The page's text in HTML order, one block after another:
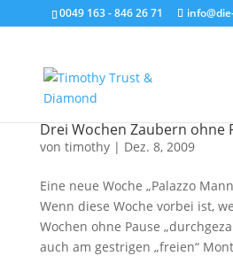
0049 163 - 846 26 71
Drei Wochen Zaubern ohne
von timothy| Dez. 8, 2009
Eine neue Woche „Palazzo
Wenn diese Woche vorbei ist,
Wochen ohne Pause
auch am gestrigen „freien“